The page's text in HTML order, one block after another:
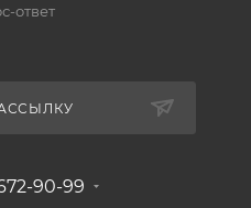
ответ
90-99